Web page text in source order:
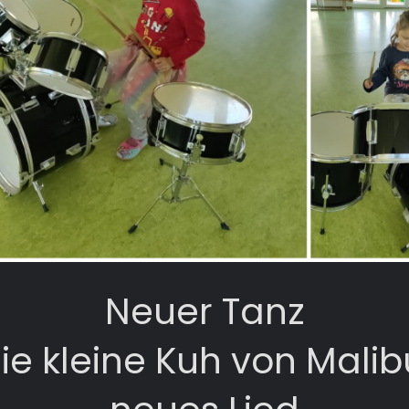
Neuer Tanz
kleine Kuh von